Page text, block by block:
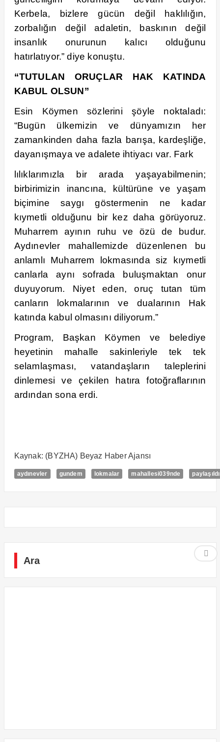
Kerbela, bizlere gücün değil haklılığın,
zorbalığın değil adaletin, baskının değil
insanlık onurunun kalıcı olduğunu
hatırlatıyor.” diye konuştu.
“TUTULAN ORUÇLAR HAK KATINDA
KABUL OLSUN”
Esin Köymen sözlerini şöyle noktaladı:
“Bugün ülkemizin ve dünyamızın her
zamankinden daha fazla barışa, kardeşliğe,
dayanışmaya ve adalete ihtiyacı var. Fark
lılıklarımızla bir arada yaşayabilmenin;
birbirimizin inancına, kültürüne ve yaşam
biçimine saygı göstermenin ne kadar
kıymetli olduğunu bir kez daha görüyoruz.
Muharrem ayının ruhu ve özü de budur.
Aydınevler mahallemizde düzenlenen bu
anlamlı Muharrem lokmasında siz kıymetli
canlarla aynı sofrada buluşmaktan onur
duyuyorum. Niyet eden, oruç tutan tüm
canların lokmalarının ve dualarının Hak
katında kabul olmasını diliyorum.”
Program, Başkan Köymen ve belediye
heyetinin mahalle sakinleriyle tek tek
selamlaşması, vatandaşların taleplerini
dinlemesi ve çekilen hatıra fotoğraflarının
ardından sona erdi.
Kaynak: (BYZHA) Beyaz Haber Ajansı
aydınevler gundem lokmalar mahallesi039nde paylaşıldı
Ara